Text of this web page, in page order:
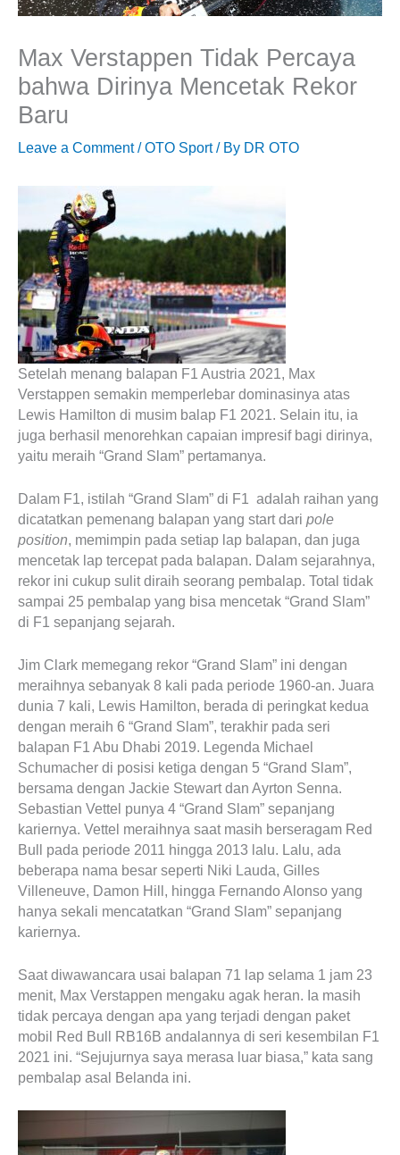
Max Verstappen Tidak Percaya
bahwa Dirinya Mencetak Rekor
Baru
Leave a Comment / OTO Sport/ By DR OTO
Setelah menang balapan F1 Austria 2021, Max
Verstappen semakin memperlebar dominasinya atas
Lewis Hamilton di musim balap F1 2021. Selain itu, ia
juga berhasil menorehkan capaian impresif bagi dirinya,
yaitu meraih “Grand Slam” pertamanya.
Dalam F1, istilah “Grand Slam” di F1 adalah raihan yang
dicatatkan pemenang balapan yang start dari pole
position, memimpin pada setiap lap balapan, dan juga
mencetak lap tercepat pada balapan. Dalam sejarahnya,
rekor ini cukup sulit diraih seorang pembalap. Total tidak
sampai 25 pembalap yang bisa mencetak “Grand Slam”
di F1 sepanjang sejarah.
Jim Clark memegang rekor “Grand Slam” ini dengan
meraihnya sebanyak 8 kali pada periode 1960-an. Juara
dunia 7 kali, Lewis Hamilton, berada di peringkat kedua
dengan meraih 6 “Grand Slam”, terakhir pada seri
balapan F1 Abu Dhabi 2019. Legenda Michael
Schumacher di posisi ketiga dengan 5 “Grand Slam”,
bersama dengan Jackie Stewart dan Ayrton Senna.
Sebastian Vettel punya 4 “Grand Slam” sepanjang
kariernya. Vettel meraihnya saat masih berseragam Red
Bull pada periode 2011 hingga 2013 lalu. Lalu, ada
beberapa nama besar seperti Niki Lauda, Gilles
Villeneuve, Damon Hill, hingga Fernando Alonso yang
hanya sekali mencatatkan “Grand Slam” sepanjang
kariernya.
Saat diwawancara usai balapan 71 lap selama 1 jam 23
menit, Max Verstappen mengaku agak heran. Ia masih
tidak percaya dengan apa yang terjadi dengan paket
mobil Red Bull RB16B andalannya di seri kesembilan F1
2021 ini. “Sejujurnya saya merasa luar biasa,” kata sang
pembalap asal Belanda ini.